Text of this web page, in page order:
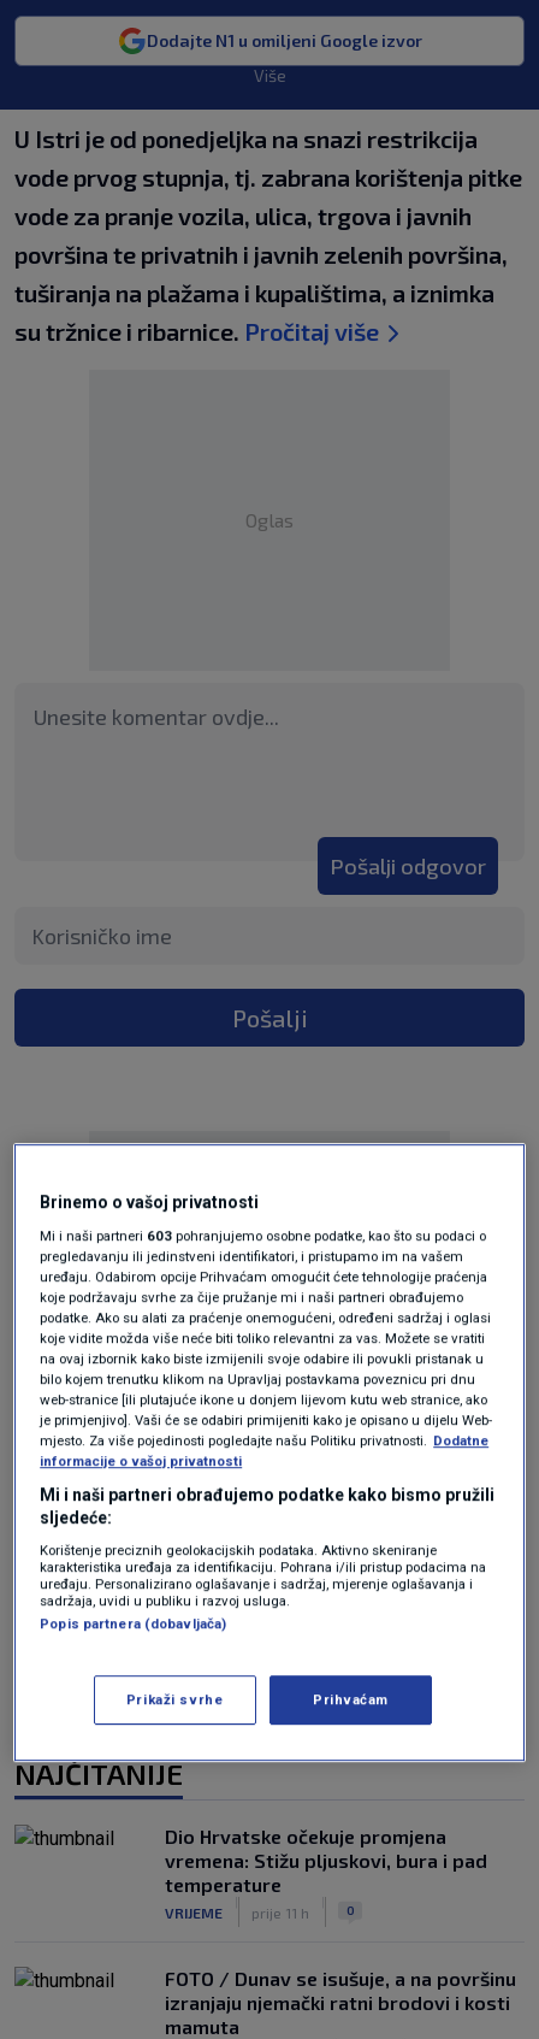
Dodajte N1 u omiljeni Google izvor
Više
U Istri je od ponedjeljka na snazi restrikcija
vode prvog stupnja, tj. zabrana korištenja pitke
vode za pranje vozila, ulica, trgova i javnih
površina te privatnih i javnih zelenih površina,
tuširanja na plažama i kupalištima, a iznimka
su tržnice i ribarnice. Pročitaj više
Oglas
Pošalji odgovor
Pošalji
Oglas
Oglas
NAJČITANIJE
Dio Hrvatske očekuje promjena
vremena: Stižu pljuskovi, bura i pad
temperature
VRIJEME prije 11 h 0
FOTO / Dunav se isušuje, a na površinu
izranjaju njemački ratni brodovi i kosti
mamuta
Brinemo o vašoj privatnosti
Mi i naši partneri 603 pohranjujemo osobne podatke, kao što su podaci o
pregledavanju ili jedinstveni identifikatori, i pristupamo im na vašem
uređaju. Odabirom opcije Prihvaćam omogućit ćete tehnologije praćenja
koje podržavaju svrhe za čije pružanje mi i naši partneri obrađujemo
podatke. Ako su alati za praćenje onemogućeni, određeni sadržaj i oglasi
koje vidite možda više neće biti toliko relevantni za vas. Možete se vratiti
na ovaj izbornik kako biste izmijenili svoje odabire ili povukli pristanak u
bilo kojem trenutku klikom na Upravljaj postavkama poveznicu pri dnu
web-stranice [ili plutajuće ikone u donjem lijevom kutu web stranice, ako
je primjenjivo]. Vaši će se odabiri primijeniti kako je opisano u dijelu Web-
mjesto. Za više pojedinosti pogledajte našu Politiku privatnosti. Dodatne
informacije o vašoj privatnosti
Mi i naši partneri obrađujemo podatke kako bismo pružili
sljedeće:
Korištenje preciznih geolokacijskih podataka. Aktivno skeniranje
karakteristika uređaja za identifikaciju. Pohrana i/ili pristup podacima na
uređaju. Personalizirano oglašavanje i sadržaj, mjerenje oglašavanja i
sadržaja, uvidi u publiku i razvoj usluga.
Popis partnera (dobavljača)
Prikaži svrhe Prihvaćam